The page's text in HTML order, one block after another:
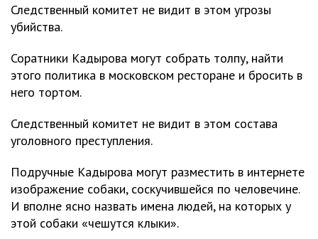
Следственный комитет не видит в этом угрозы
убийства.
Соратники Кадырова могут собрать толпу, найти
этого политика в московском ресторане и бросить в
него тортом.
Следственный комитет не видит в этом состава
уголовного преступления.
Подручные Кадырова могут разместить в интернете
изображение собаки, соскучившейся по человечине.
И вполне ясно назвать имена людей, на которых у
этой собаки «чешутся клыки».